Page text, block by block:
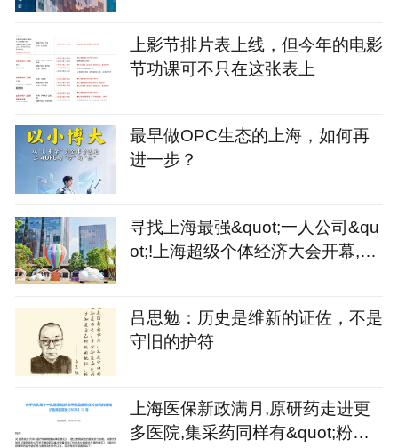
上影节排片表上线，但今年的电影
节功课可不只在这张表上
最早做OPC生态的上海，如何再
进一步？
寻找上海最强&quot;一人公司&qu
ot;!上海超级个体经济大会开幕,征
吕思勉：历史是维新的证佐，不是
守旧的护符
上海医保新政满月,原研药走进更
多医院,集采药同样有&quot;粉丝&